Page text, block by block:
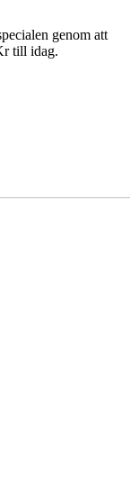
genom att
till idag.